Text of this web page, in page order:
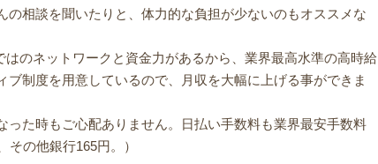
相談を聞いたりと、体力的な負担が少ないのもオススメな
のネットワークと資金力があるから、業界最高水準の高時給
制度を用意しているので、月収を大幅に上げる事ができま
た時もご心配ありません。日払い手数料も業界最安手数料
の他銀行165円。）